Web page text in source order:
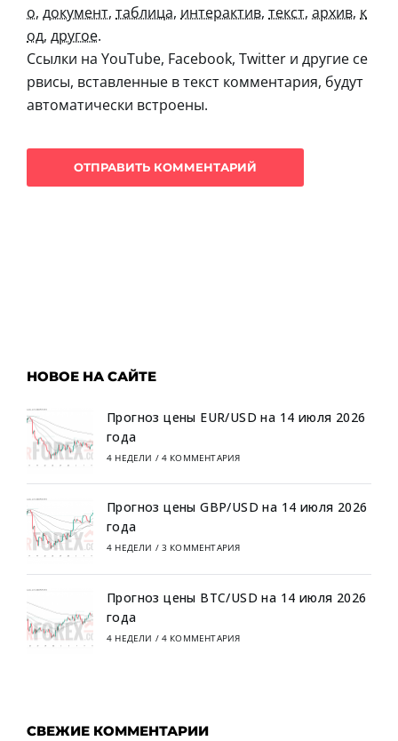
о, документ, таблица, интерактив, текст, архив, к
од, другое.
Ссылки на YouTube, Facebook, Twitter и другие се
рвисы, вставленные в текст комментария, будут
автоматически встроены.
НОВОЕ НА САЙТЕ
Прогноз цены EUR/USD на 14 июля 2026
года
4 НЕДЕЛИ / 4 КОММЕНТАРИЯ
Прогноз цены GBP/USD на 14 июля 2026
года
4 НЕДЕЛИ / 3 КОММЕНТАРИЯ
Прогноз цены BTC/USD на 14 июля 2026
года
4 НЕДЕЛИ / 4 КОММЕНТАРИЯ
СВЕЖИЕ КОММЕНТАРИИ